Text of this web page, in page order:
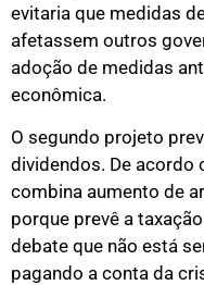
evitaria que medidas
afetassem outros
adoção de medidas
econômica.
O segundo projeto
dividendos. De acordo
combina aumento de
porque prevê a
debate que não está
pagando a conta da